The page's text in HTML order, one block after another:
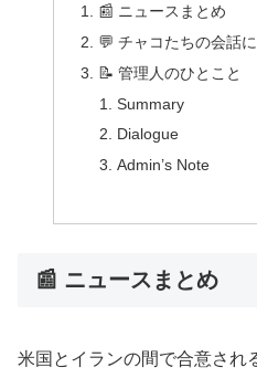
📰 ニュースまとめ
💬 チャコたちの会話
📝 管理人のひとこと
Summary
Dialogue
Admin’s Note
📰 ニュースまとめ
米国とイランの間で合意され